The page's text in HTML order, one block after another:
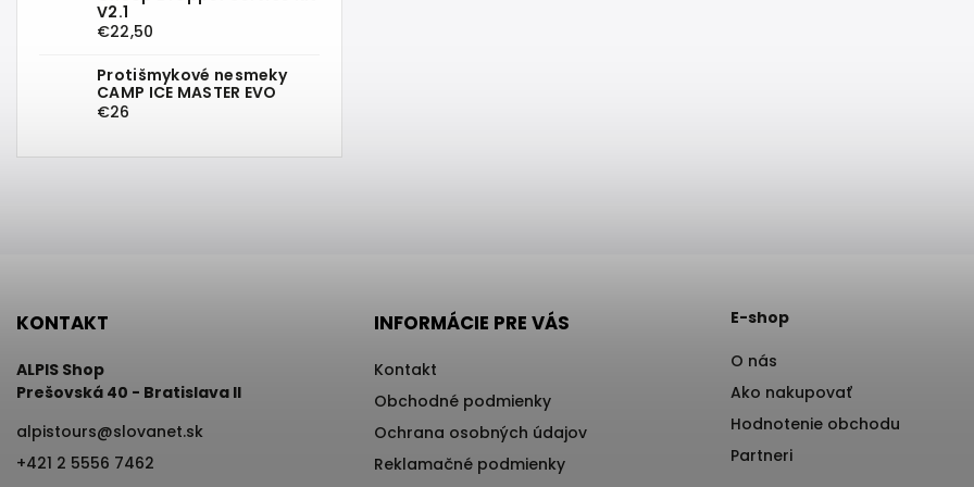
V2.1
€22,50
Protišmykové nesmeky
CAMP ICE MASTER EVO
€26
KONTAKT
ALPIS Shop
Prešovská 40 - Bratislava II
alpistours@slovanet.sk
+421 2 5556 7462
INFORMÁCIE PRE VÁS
Kontakt
Obchodné podmienky
Ochrana osobných údajov
Reklamačné podmienky
E-shop
O nás
Ako nakupovať
Hodnotenie obchodu
Partneri